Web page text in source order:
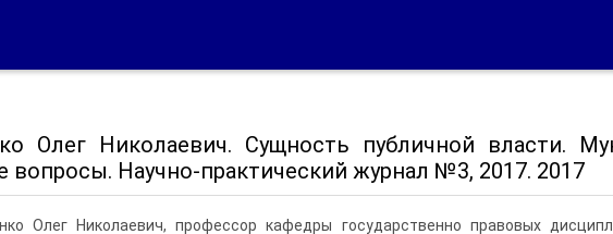
Олег Николаевич. Сущность публичной власти.
вопросы. Научно-практический журнал №3, 2017. 2017
Олег Николаевич, профессор кафедры государственно правовых